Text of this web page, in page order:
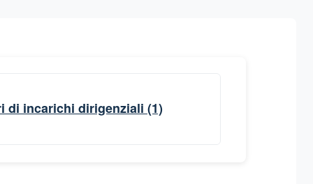
di incarichi dirigenziali (1)